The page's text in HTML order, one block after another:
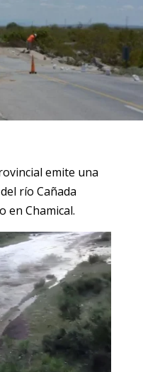
emite una
río Cañada
en Chamical.